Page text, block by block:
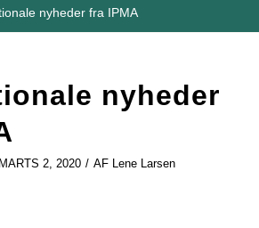
nyheder fra IPMA
nyheder
MARTS 2, 2020 / AF Lene Larsen